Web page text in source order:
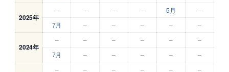
2025年
– – – – 5月
–
7月
– – – – –
2024年
– – – – –
–
7月
– – – – –
– – – – –
–